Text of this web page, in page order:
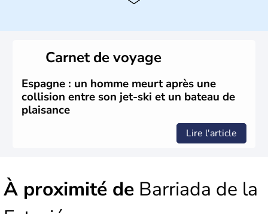
envahissent la péninsule au IIe siècle avant J.C et
apportent leur langue ainsi que leur religion. L'Espagne
s'impose comme la première puissance de l'Europe au
XIème siècle et le reste pendant plus de 100 ans. Madrid
rejoint le pays à partir de 1801 après avoir appartenu au
Portugal. Cette monarchie constitutionnelle intègre
Carnet de voyage
Espagne : un homme meurt après une
collision entre son jet-ski et un bateau de
plaisance
Lire l'article
À proximité de Barriada de la